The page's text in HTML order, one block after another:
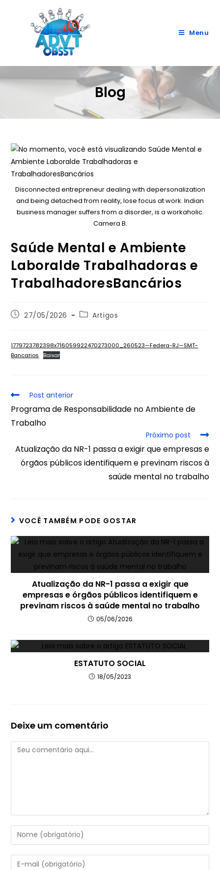
Menu
Blog
Disconnected entrepreneur dealing with depersonalization
and being detached from reality, lose focus at work. Indian
business manager suffers from a disorder, is a workaholic.
Camera B.
Saúde Mental e Ambiente
Laboralde Trabalhadoras e
TrabalhadoresBancários
27/05/2026 Artigos
1779723782398x716059922470273000_260523—Federa-RJ—SMT-
Bancarios
Baixar
Post anterior
Programa de Responsabilidade no Ambiente de
Trabalho
Próximo post
Atualização da NR-1 passa a exigir que empresas e
órgãos públicos identifiquem e previnam riscos à
saúde mental no trabalho
VOCÊ TAMBÉM PODE GOSTAR
Atualização da NR-1 passa a exigir que
empresas e órgãos públicos identifiquem e
previnam riscos à saúde mental no trabalho
05/06/2026
ESTATUTO SOCIAL
18/05/2023
Deixe um comentário